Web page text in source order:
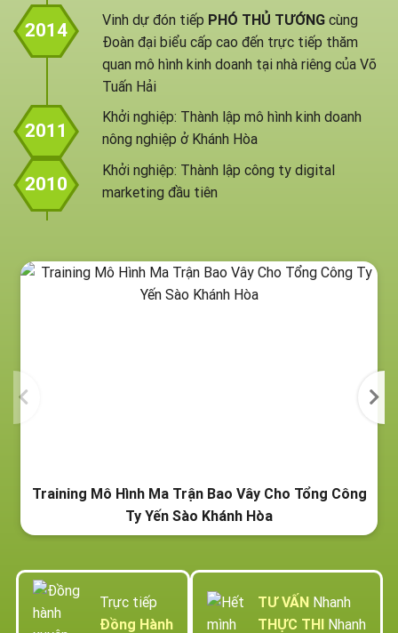
2014
Vinh dự đón tiếp PHÓ THỦ TƯỚNG cùng
Đoàn đại biểu cấp cao đến trực tiếp thăm
quan mô hình kinh doanh tại nhà riêng của Võ
Tuấn Hải
2011
Khởi nghiệp: Thành lập mô hình kinh doanh
nông nghiệp ở Khánh Hòa
2010
Khởi nghiệp: Thành lập công ty digital
marketing đầu tiên
Training Mô Hình Ma Trận Bao Vây Cho Tổng Công
Ty Yến Sào Khánh Hòa
Trực tiếp
Đồng Hành
TƯ VẤNNhanh
THỰC THINhanh